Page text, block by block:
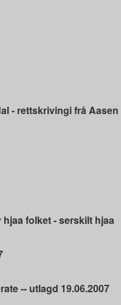
- rettskrivingi frå Aasen
folket - serskilt hjaa
-- utlagd 19.06.2007